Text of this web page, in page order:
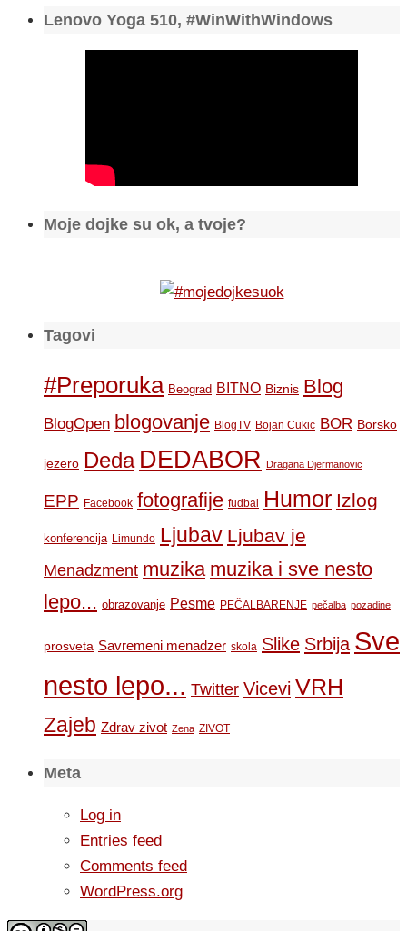
Lenovo Yoga 510, #WinWithWindows
Moje dojke su ok, a tvoje?
Tagovi
#Preporuka Beograd BITNO Biznis Blog
BlogOpen blogovanje BlogTV Bojan Cukic BOR Borsko
jezero Deda DEDABOR Dragana Djermanovic
EPP Facebook fotografije fudbal Humor Izlog
konferencija Limundo Ljubav Ljubav je
Menadzment muzika muzika i sve nesto
lepo... obrazovanje Pesme PEČALBARENJE pečalba pozadine
prosveta Savremeni menadzer skola Slike Srbija Sve
nesto lepo... Twitter Vicevi VRH
Zajeb Zdrav zivot Zena ZIVOT
Meta
Log in
Entries feed
Comments feed
WordPress.org